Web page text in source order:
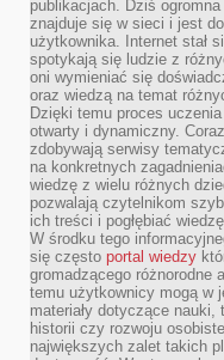
publikacjach. Dziś
znajduje się w sieci i jest
użytkownika. Internet stał
spotykają się ludzie z
oni wymieniać się
oraz wiedzą na temat
Dzięki temu proces
otwarty i dynamiczny.
zdobywają serwisy
na konkretnych
wiedzę z wielu różnych
pozwalają czytelnikom
ich treści i pogłębiać
W środku tego
się często portal wiedzy
gromadzącego różnorodne
temu użytkownicy mogą w
materiały dotyczące nauki,
historii czy rozwoju
największych zalet takich